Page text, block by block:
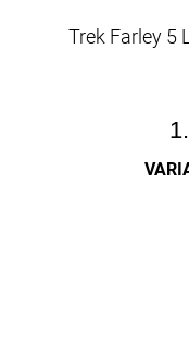
Trek Farley 5